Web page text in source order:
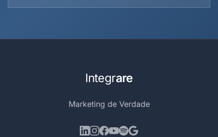
Integrare
Marketing de Verdade